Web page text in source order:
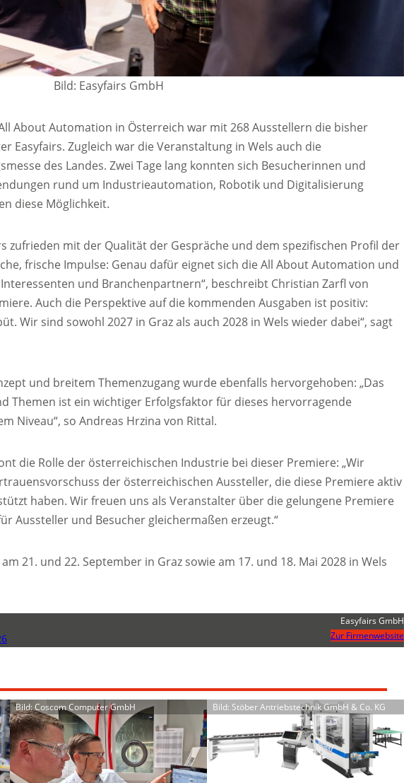
Bild: Easyfairs GmbH
About Automation in Österreich war mit 268 Ausstellern die bisher
Easyfairs. Zugleich war die Veranstaltung in Wels auch die
des Landes. Zwei Tage lang konnten sich Besucherinnen und
rund um Industrieautomation, Robotik und Digitalisierung
diese Möglichkeit.
zufrieden mit der Qualität der Gespräche und dem spezifischen Profil der
frische Impulse: Genau dafür eignet sich die All About Automation und
und Branchenpartnern“, beschreibt Christian Zarfl von
Auch die Perspektive auf die kommenden Ausgaben ist positiv:
Wir sind sowohl 2027 in Graz als auch 2028 in Wels wieder dabei“, sagt
und breitem Themenzugang wurde ebenfalls hervorgehoben: „Das
Themen ist ein wichtiger Erfolgsfaktor für dieses hervorragende
Niveau“, so Andreas Hrzina von Rittal.
die Rolle der österreichischen Industrie bei dieser Premiere: „Wir
der österreichischen Aussteller, die diese Premiere aktiv
haben. Wir freuen uns als Veranstalter über die gelungene Premiere
Aussteller und Besucher gleichermaßen erzeugt.“
21. und 22. September in Graz sowie am 17. und 18. Mai 2028 in Wels
Easyfairs GmbH
Zur Firmenwebsite
Bild: Coscom Computer GmbH Bild: Stöber Antriebstechnik GmbH & Co. KG